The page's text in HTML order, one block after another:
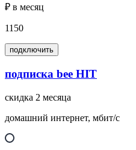
₽ в месяц
1150
подключить
подписка bee HIT
скидка 2 месяца
домашний интернет, мбит/с